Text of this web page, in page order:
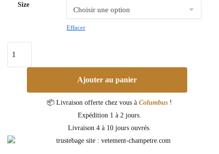
Size
Effacer
Ajouter au panier
📦 Livraison offerte chez vous à Columbus !
Expédition 1 à 2 jours.
Livraison 4 à 10 jours ouvrés.